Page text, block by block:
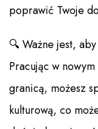
poprawić Twoje
🔍 Ważne jest,
Pracując w
granicą, możesz
kulturową, co